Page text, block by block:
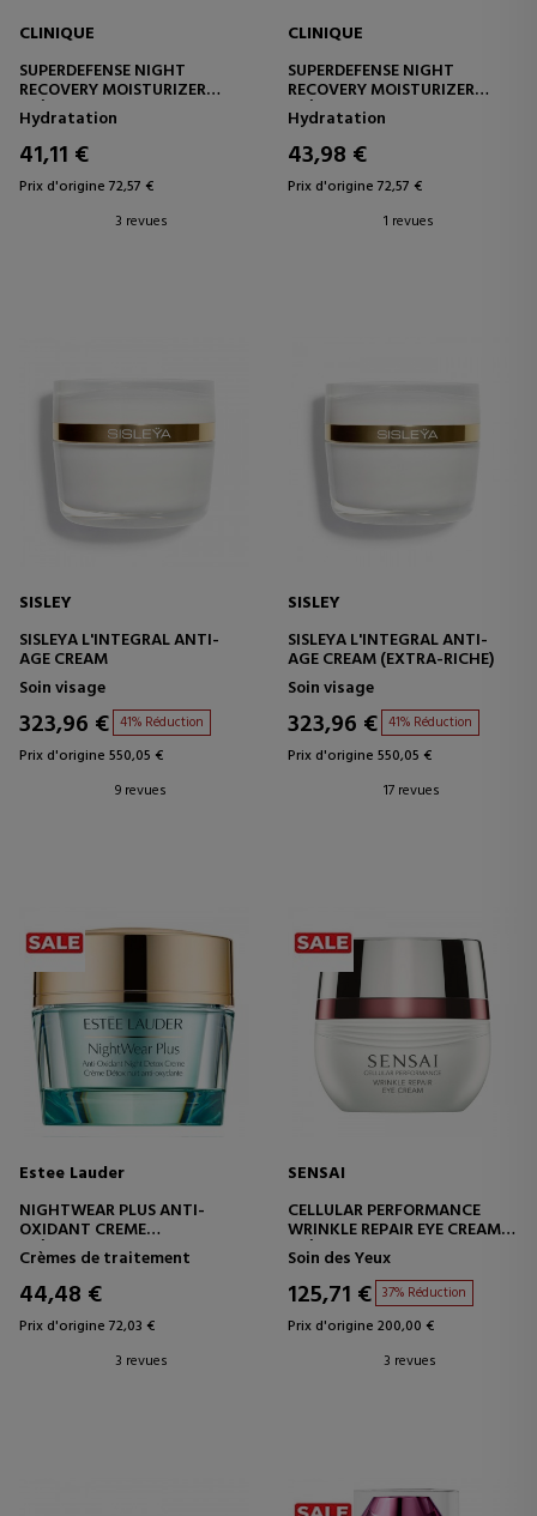
CLINIQUE
SUPERDEFENSE NIGHT
RECOVERY MOISTURIZER
CRÈME HYDRATANTE DE NUIT
Hydratation
41,11 €
Prix d'origine 72,57 €
3 revues
CLINIQUE
SUPERDEFENSE NIGHT
RECOVERY MOISTURIZER
CRÈME HYDRATANTE DE NUIT
Hydratation
43,98 €
Prix d'origine 72,57 €
1 revues
SISLEY
SISLEYA L'INTEGRAL ANTI-
AGE CREAM
Soin visage
323,96 € 41% Réduction
Prix d'origine 550,05 €
9 revues
SISLEY
SISLEYA L'INTEGRAL ANTI-
AGE CREAM (EXTRA-RICHE)
Soin visage
323,96 € 41% Réduction
Prix d'origine 550,05 €
17 revues
Estee Lauder
NIGHTWEAR PLUS ANTI-
OXIDANT CREME
CRÈME DE NUIT
ANTIOXYDANTE
Crèmes de traitement
44,48 €
Prix d'origine 72,03 €
3 revues
SENSAI
CELLULAR PERFORMANCE
WRINKLE REPAIR EYE CREAM
CRÈME CONTOUR DES YEUX
RÉPARATRICE - ANTI-ÂGE
Soin des Yeux
125,71 € 37% Réduction
Prix d'origine 200,00 €
3 revues